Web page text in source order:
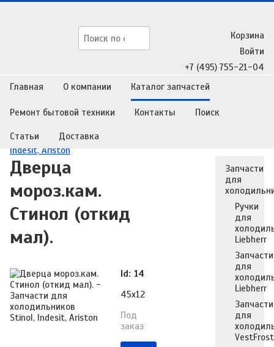
Корзина
Войти
+7 (495) 755-21-04
Главная
О компании Каталог запчастей
Ремонт бытовой техники Контакты Поиск
Статьи Доставка
холодильников/Запчасти для холодильников Stinol,
Indesit, Ariston
Запчасти
для
Ручки
для
Liebherr
Запчасти
для
Liebherr
Запчасти
для
VestFrost
Дверца
мороз.кам.
Стинол (откид
мал).
Id: 14
45х12
Под
заказ